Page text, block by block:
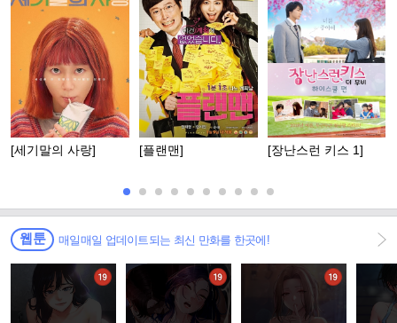
[세기말의 사랑] [플랜맨] [장난스런 키스 1]
웹툰 매일매일 업데이트되는 최신 만화를 한곳에!